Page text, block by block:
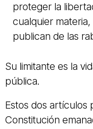
proteger la
cualquier
publican de las
Su limitante es la
pública.
Estos dos artículos
Constitución